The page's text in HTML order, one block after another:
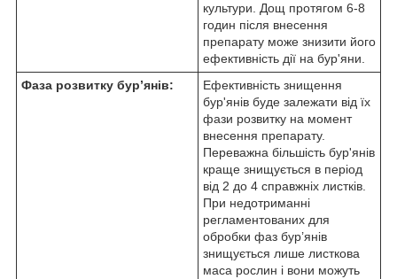
культури. Дощ протягом 6-8
годин після внесення
препарату може знизити його
ефективність дії на бур'яни.
Фаза розвитку бур’янів:
Ефективність знищення
бур'янів буде залежати від їх
фази розвитку на момент
внесення препа­рату.
Переважна більшість бур'янів
краще знищується в період
від 2 до 4 справжніх листків.
При недотриманні
регламентованих для
обробки фаз бур’янів
знищується лише листкова
маса рослин і вони можуть